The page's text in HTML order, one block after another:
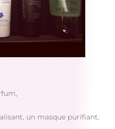
un masque purifiant,